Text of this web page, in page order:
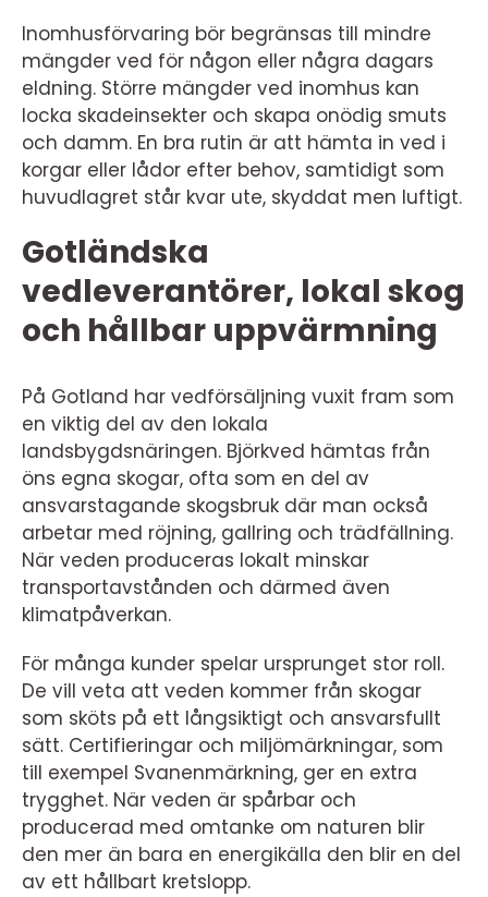
Inomhusförvaring bör begränsas till mindre
mängder ved för någon eller några dagars
eldning. Större mängder ved inomhus kan
locka skadeinsekter och skapa onödig smuts
och damm. En bra rutin är att hämta in ved i
korgar eller lådor efter behov, samtidigt som
huvudlagret står kvar ute, skyddat men luftigt.
Gotländska
vedleverantörer, lokal skog
och hållbar uppvärmning
På Gotland har vedförsäljning vuxit fram som
en viktig del av den lokala
landsbygdsnäringen. Björkved hämtas från
öns egna skogar, ofta som en del av
ansvarstagande skogsbruk där man också
arbetar med röjning, gallring och trädfällning.
När veden produceras lokalt minskar
transportavstånden och därmed även
klimatpåverkan.
För många kunder spelar ursprunget stor roll.
De vill veta att veden kommer från skogar
som sköts på ett långsiktigt och ansvarsfullt
sätt. Certifieringar och miljömärkningar, som
till exempel Svanenmärkning, ger en extra
trygghet. När veden är spårbar och
producerad med omtanke om naturen blir
den mer än bara en energikälla den blir en del
av ett hållbart kretslopp.